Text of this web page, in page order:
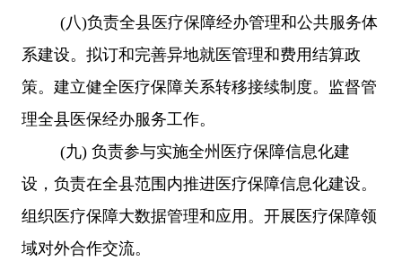
(八)负责全县医疗保障经办管理和公共服务体
系建设。拟订和完善异地就医管理和费用结算政
策。建立健全医疗保障关系转移接续制度。监督管
理全县医保经办服务工作。
(九) 负责参与实施全州医疗保障信息化建
设，负责在全县范围内推进医疗保障信息化建设。
组织医疗保障大数据管理和应用。开展医疗保障领
域对外合作交流。